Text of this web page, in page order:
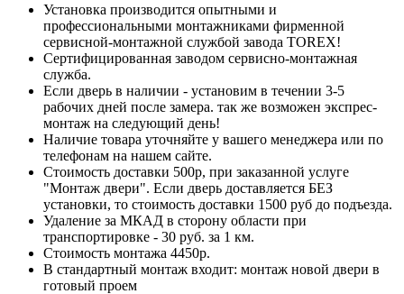
Установка производится опытными и
профессиональными монтажниками фирменной
сервисной-монтажной службой завода TOREX!
Сертифицированная заводом сервисно-монтажная
служба.
Если дверь в наличии - установим в течении 3-5
рабочих дней после замера. так же возможен экспрес-
монтаж на следующий день!
Наличие товара уточняйте у вашего менеджера или по
телефонам на нашем сайте.
Стоимость доставки 500р, при заказанной услуге
"Монтаж двери". Если дверь доставляется БЕЗ
установки, то стоимость доставки 1500 руб до подъезда.
Удаление за МКАД в сторону области при
транспортировке - 30 руб. за 1 км.
Стоимость монтажа 4450р.
В стандартный монтаж входит: монтаж новой двери в
готовый проем